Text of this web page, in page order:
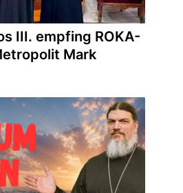
III. empfing ROKA-
Mark